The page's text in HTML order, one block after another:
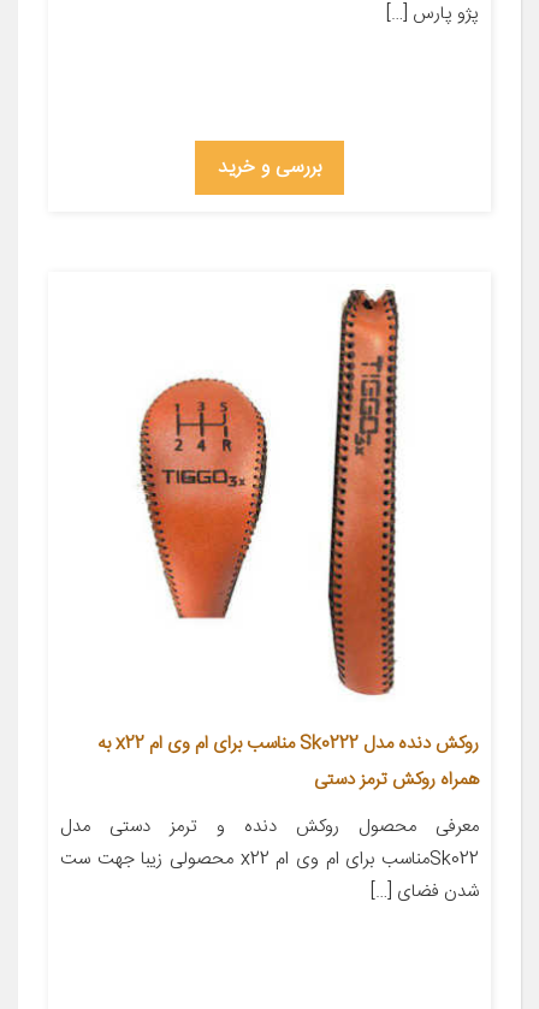
پژو پارس […]
بررسی و خرید
روکش دنده مدل Sk0222 مناسب برای ام وی ام x22 به
همراه روکش ترمز دستی
معرفی محصول روکش دنده و ترمز دستی مدل
Sk022مناسب برای ام وی ام x22 محصولی زیبا جهت ست
شدن فضای […]